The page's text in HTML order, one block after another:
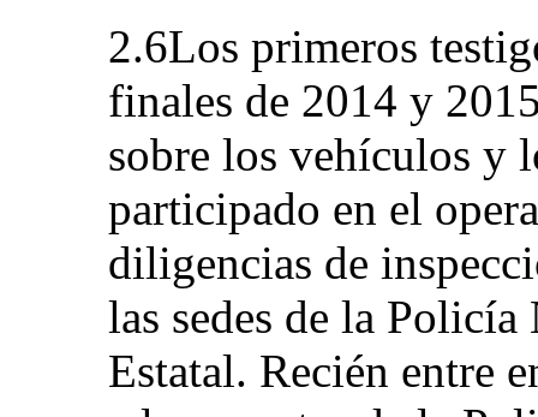
2.6Los primeros
finales de 2014 y
sobre los vehículos y
participado en el
diligencias de
las sedes de la
Estatal. Recién entre